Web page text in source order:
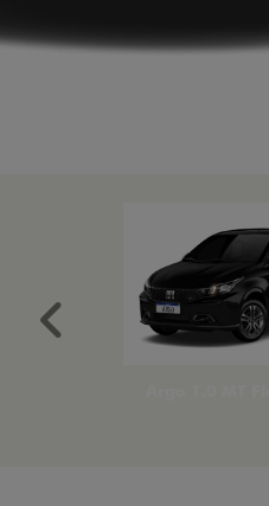
Anterior